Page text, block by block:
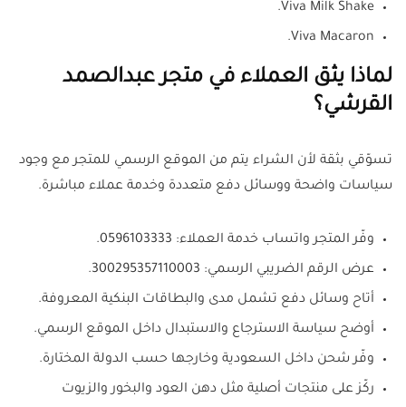
Viva Milk Shake.
Viva Macaron.
لماذا يثق العملاء في متجر عبدالصمد
القرشي؟
تسوّقي بثقة لأن الشراء يتم من الموقع الرسمي للمتجر مع وجود
سياسات واضحة ووسائل دفع متعددة وخدمة عملاء مباشرة.
وفّر المتجر واتساب خدمة العملاء: 0596103333.
عرض الرقم الضريبي الرسمي: 300295357110003.
أتاح وسائل دفع تشمل مدى والبطاقات البنكية المعروفة.
أوضح سياسة الاسترجاع والاستبدال داخل الموقع الرسمي.
وفّر شحن داخل السعودية وخارجها حسب الدولة المختارة.
ركّز على منتجات أصلية مثل دهن العود والبخور والزيوت